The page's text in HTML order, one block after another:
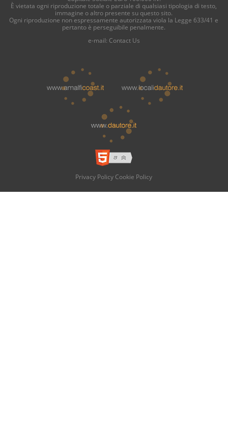
È vietata ogni riproduzione totale o parziale di qualsiasi tipologia di testo,
immagine o altro presente su questo sito.
Ogni riproduzione non espressamente autorizzata viola la Legge 633/41 e
pertanto è perseguibile penalmente.
e-mail: Contact Us
Privacy Policy Cookie Policy